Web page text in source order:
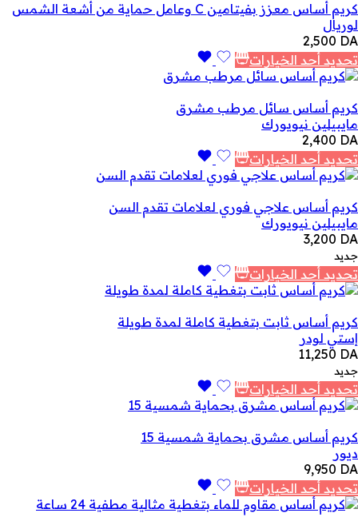
كريم أساس معزز بفيتامين C وعامل حماية من أشعة الشمس
لوريال
2,500 DA
تحديد أحد الخيارات
كريم أساس سائل مرطب مشرق
مايبيلين نيويورك
2,400 DA
تحديد أحد الخيارات
كريم أساس علاجي فوري لعلامات تقدم السن
مايبيلين نيويورك
3,200 DA
جديد
تحديد أحد الخيارات
كريم أساس ثابت بتغطية كاملة لمدة طويلة
إستي لودر
11,250 DA
جديد
تحديد أحد الخيارات
كريم أساس مشرق بحماية شمسية 15
ديور
9,950 DA
تحديد أحد الخيارات